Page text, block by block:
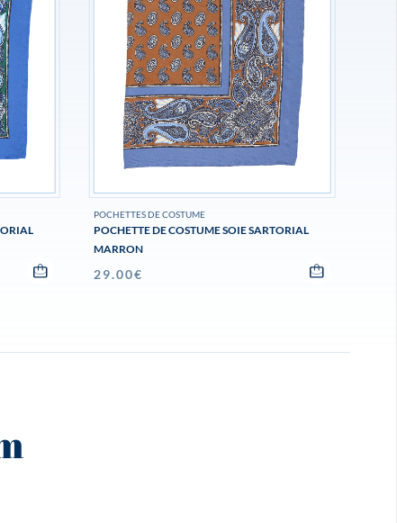
POCHETTES DE COSTUME
POCHETTE DE COSTUME SOIE SARTORIAL
MARRON
29.00€